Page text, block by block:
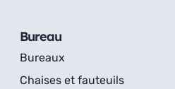
Bureau
Bureaux
Chaises et fauteuils